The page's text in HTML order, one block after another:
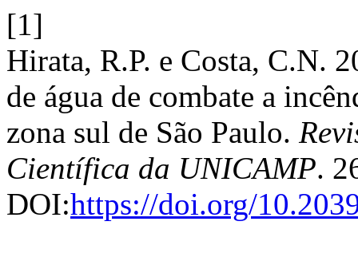
[1]
Hirata, R.P. e Costa, C.N.
de água de combate a
zona sul de São Paulo.
Científica da UNICAMP.
DOI:https://doi.org/